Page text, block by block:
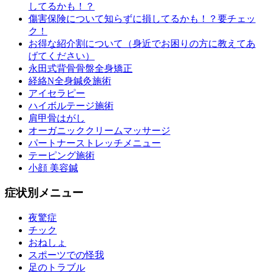
してるかも！？
傷害保険について知らずに損してるかも！？要チェッ
ク！
お得な紹介割について（身近でお困りの方に教えてあ
げてください）
永田式背骨骨盤全身矯正
経絡N全身鍼灸施術
アイセラピー
ハイボルテージ施術
肩甲骨はがし
オーガニッククリームマッサージ
パートナーストレッチメニュー
テーピング施術
小顔 美容鍼
症状別メニュー
夜驚症
チック
おねしょ
スポーツでの怪我
足のトラブル